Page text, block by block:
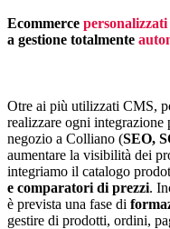
Ecommerce
a gestione totalmente
Otre ai più utilizzati CMS,
realizzare ogni
negozio a Colliano (SEO,
aumentare la visibilità dei
integriamo il catalogo
e comparatori di prezzi.
è prevista una fase di
gestire di prodotti, ordini,